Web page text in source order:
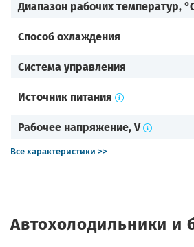
Диапазон рабочих температур,
Способ охлаждения
Система управления
Источник питания
Рабочее напряжение, V
Все характеристики >>
Автохолодильники и